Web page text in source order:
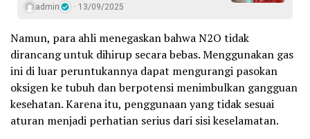
admin 13/09/2025
Namun, para ahli menegaskan bahwa N2O tidak
dirancang untuk dihirup secara bebas. Menggunakan gas
ini di luar peruntukannya dapat mengurangi pasokan
oksigen ke tubuh dan berpotensi menimbulkan gangguan
kesehatan. Karena itu, penggunaan yang tidak sesuai
aturan menjadi perhatian serius dari sisi keselamatan.